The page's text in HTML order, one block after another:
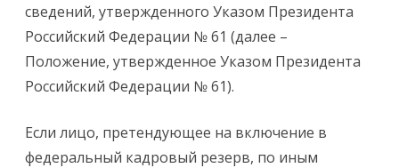
сведений, утвержденного Указом Президента
Российский Федерации № 61 (далее –
Положение, утвержденное Указом Президента
Российский Федерации № 61).
Если лицо, претендующее на включение в
федеральный кадровый резерв, по иным